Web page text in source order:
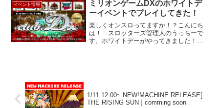
イベント情報
ミリオンゲームDXのホワイトデ
ーイベントでプレイしてきた！
楽しくオンスロってますか！？こんにち
は！ スロッターズ管理人のうっちーで
す。ホワイトデーがやってきました！バ
1/11 12:00~ NEW!MACHINE RELEASE[
THE RISING SUN ] comming soon